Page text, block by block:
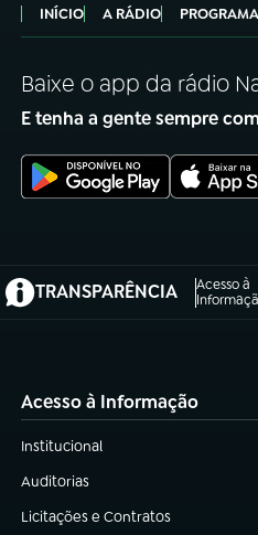
INÍCIO A RÁDIO
Baixe o app da rádio
E tenha a gente sempre
TRANSPARÊNCIA
Acesso à
(abre em nova aba)
Acesso à Informação
Institucional
(abre em nova aba)
Auditorias
(abre em nova aba)
Licitações e Contratos
(abre em nova aba)